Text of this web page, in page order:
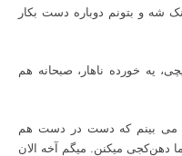
شه و بتونم دوباره دست بکار
یه خورده ناهار، صبحانه هم
می بینم که دست در دست هم
دهن‌کجی میکنن. میگم آخه الان